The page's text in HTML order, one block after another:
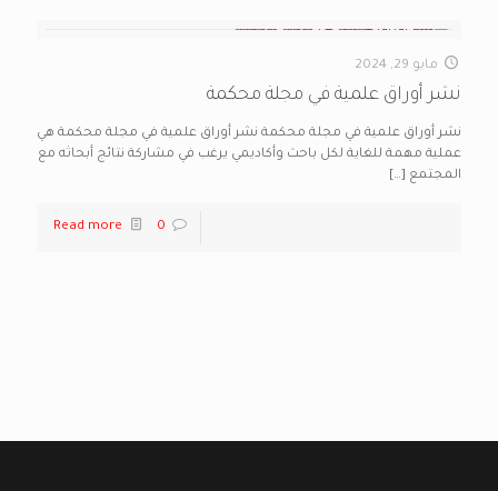
مايو 29, 2024
نشر أوراق علمية في مجلة محكمة
نشر أوراق علمية في مجلة محكمة نشر أوراق علمية في مجلة محكمة هي
عملية مهمة للغاية لكل باحث وأكاديمي يرغب في مشاركة نتائج أبحاثه مع
المجتمع […]
0
Read more